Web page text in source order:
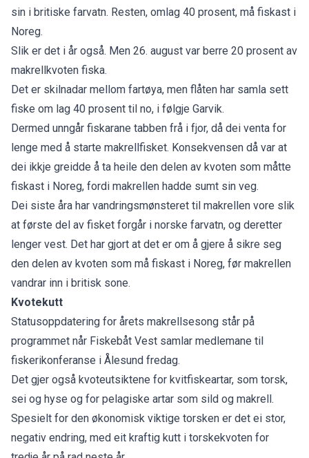
sin i britiske farvatn. Resten, omlag 40 prosent, må fiskast i
Noreg.
Slik er det i år også. Men 26. august var berre 20 prosent av
makrellkvoten fiska.
Det er skilnadar mellom fartøya, men flåten har samla sett
fiske om lag 40 prosent til no, i følgje Garvik.
Dermed unngår fiskarane tabben frå i fjor, då dei venta for
lenge med å starte makrellfisket. Konsekvensen då var at
dei ikkje greidde å ta heile den delen av kvoten som måtte
fiskast i Noreg, fordi makrellen hadde sumt sin veg.
Dei siste åra har vandringsmønsteret til makrellen vore slik
at første del av fisket forgår i norske farvatn, og deretter
lenger vest. Det har gjort at det er om å gjere å sikre seg
den delen av kvoten som må fiskast i Noreg, før makrellen
vandrar inn i britisk sone.
Kvotekutt
Statusoppdatering for årets makrellsesong står på
programmet når Fiskebåt Vest samlar medlemane til
fiskerikonferanse i Ålesund fredag.
Det gjer også kvoteutsiktene for kvitfiskeartar, som torsk,
sei og hyse og for pelagiske artar som sild og makrell.
Spesielt for den økonomisk viktige torsken er det ei stor,
negativ endring, med eit kraftig kutt i torskekvoten for